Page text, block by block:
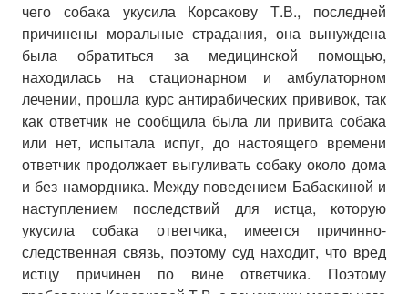
чего собака укусила Корсакову Т.В., последней
причинены моральные страдания, она вынуждена
была обратиться за медицинской помощью,
находилась на стационарном и амбулаторном
лечении, прошла курс антирабических прививок, так
как ответчик не сообщила была ли привита собака
или нет, испытала испуг, до настоящего времени
ответчик продолжает выгуливать собаку около дома
и без намордника. Между поведением Бабаскиной и
наступлением последствий для истца, которую
укусила собака ответчика, имеется причинно-
следственная связь, поэтому суд находит, что вред
истцу причинен по вине ответчика. Поэтому